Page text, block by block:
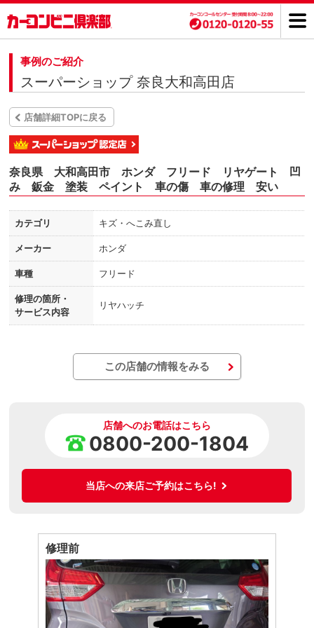
事例のご紹介
スーパーショップ 奈良大和高田店
店舗詳細TOPに戻る
奈良県 大和高田市 ホンダ フリード リヤゲート 凹
み 鈑金 塗装 ペイント 車の傷 車の修理 安い
カテゴリ キズ・へこみ直し
メーカー ホンダ
車種 フリード
修理の箇所・
サービス内容
リヤハッチ
この店舗の情報をみる
店舗へのお電話はこちら
0800-200-1804
当店への来店ご予約はこちら!
修理前